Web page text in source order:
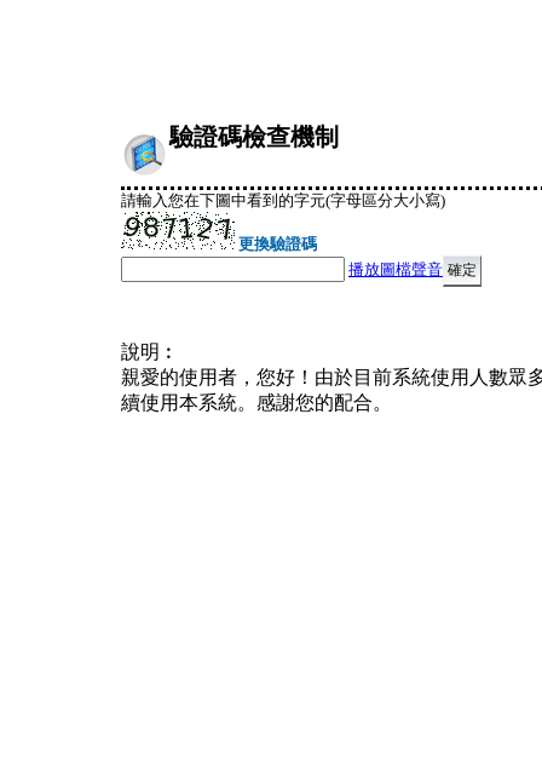
驗證碼檢查機制
請輸入您在下圖中看到的字元(字母區分大小寫)
更換驗證碼
播放圖檔聲音
說明︰
親愛的使用者，您好！由於目前系統使用人數眾
續使用本系統。感謝您的配合。